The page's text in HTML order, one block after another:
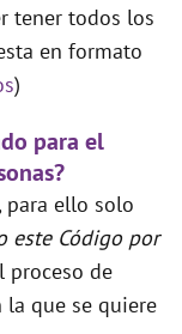
tener todos los
en formato
)
para el
para ello solo
este Código por
proceso de
la que se quiere